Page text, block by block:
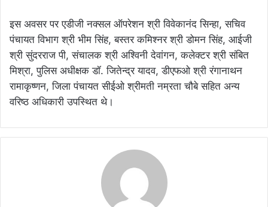
इस अवसर पर एडीजी नक्सल ऑपरेशन श्री विवेकानंद सिन्हा, सचिव
पंचायत विभाग श्री भीम सिंह, बस्तर कमिश्नर श्री डोमन सिंह, आईजी
श्री सुंदरराज पी, संचालक श्री अश्विनी देवांगन, कलेक्टर श्री संबित
मिश्रा, पुलिस अधीक्षक डॉ. जितेन्द्र यादव, डीएफओ श्री रंगानाथन
रामाकृष्णन, जिला पंचायत सीईओ श्रीमती नम्रता चौबे सहित अन्य
वरिष्ठ अधिकारी उपस्थित थे।